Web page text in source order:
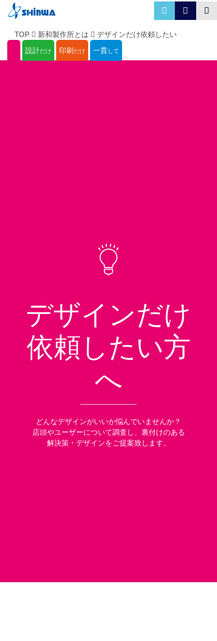
TOP 新和製作所とは
デザインだけ依頼したい
設計だけ 印刷 だけ 一貫して
デザインだけ
依頼したい方
へ
どんなデザインがいいか悩んでいませんか？
店頭やユーザーについて調査し、裏付けのある
解決策・デザインをご提案致します。